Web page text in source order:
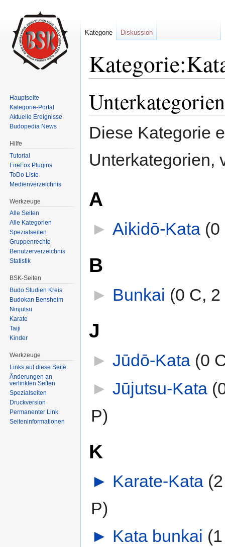
Unterkategorien
Diese Kategorie
Unterkategorien,
A
► Aikidō-Kata‎ (0
B
► Bunkai (0 C, 2
J
► Jūdō-Kata‎ (0
► Jūjutsu-Kata
P)
K
► Karate-Kata‎
P)
► Kata bunkai
Kategorie Diskussion
Hauptseite
Kategorie-Portal
Aktuelle Ereignisse
Budopedia News
Hilfe
Tutorial
FireFox Plugins
ToDo Liste
Medienverzeichnis
Werkzeuge
Alle Seiten
Alle Kategorien
Spezialseiten
Gruppenrechte
Benutzerverzeichnis
Statistik
BSK-Seiten
Budo Studien Kreis
Budokan Bensheim
Ninjutsu
Karate
Taiji
Kinder
Werkzeuge
Links auf diese Seite
Änderungen an
verlinkten Seiten
Spezialseiten
Druckversion
Permanenter Link
Seiten­informationen